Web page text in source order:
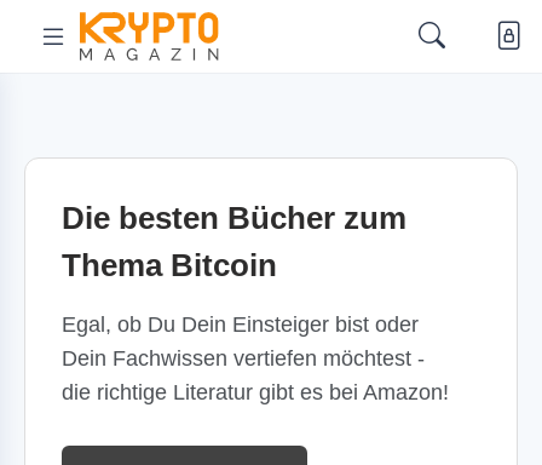
Die besten Bücher zum
Thema Bitcoin
Egal, ob Du Dein Einsteiger bist oder
Dein Fachwissen vertiefen möchtest -
die richtige Literatur gibt es bei Amazon!